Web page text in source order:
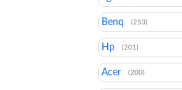
Benq (253)
Hp (201)
Acer (200)